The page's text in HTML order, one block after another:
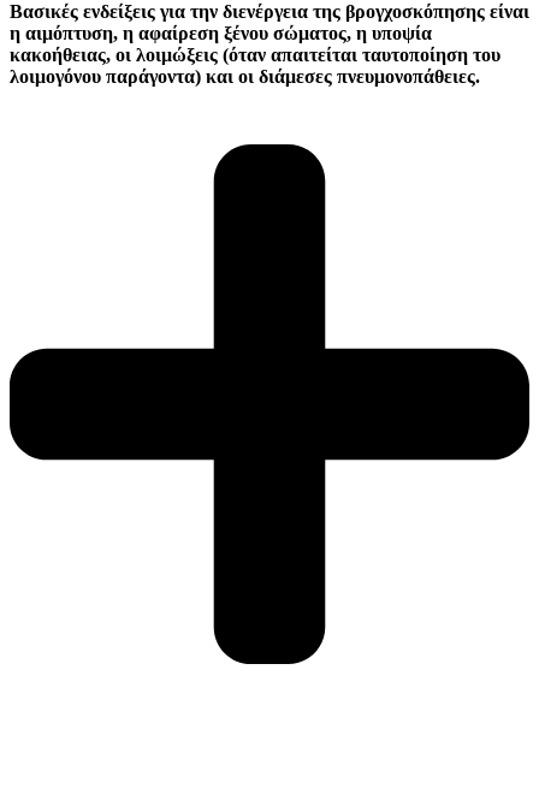
Βασικές ενδείξεις για την διενέργεια της βρογχοσκόπησης είναι
η αιμόπτυση, η αφαίρεση ξένου σώματος, η υποψία
κακοήθειας, οι λοιμώξεις (όταν απαιτείται ταυτοποίηση του
λοιμογόνου παράγοντα) και οι διάμεσες πνευμονοπάθειες.